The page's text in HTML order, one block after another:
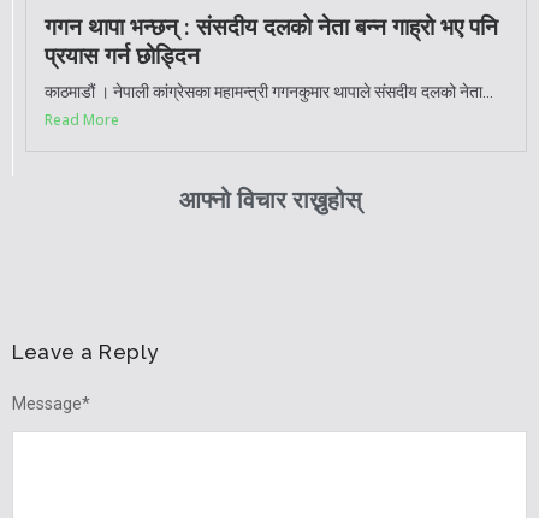
गगन थापा भन्छन् : संसदीय दलको नेता बन्न गाह्रो भए पनि
प्रयास गर्न छोड्दिन
काठमाडौं । नेपाली कांग्रेसका महामन्त्री गगनकुमार थापाले संसदीय दलको नेता...
Read More
आफ्नो विचार राख्नुहोस्
Leave a Reply
Message*